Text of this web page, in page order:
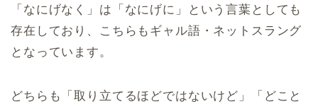
「なにげなく」は「なにげに」という言葉としても
存在しており、こちらもギャル語・ネットスラング
となっています。
どちらも「取り立てるほどではないけど」「どこと